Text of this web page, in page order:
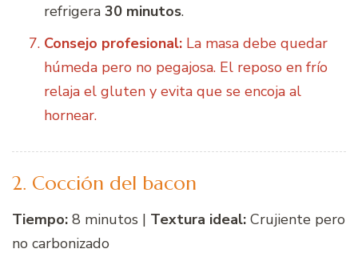
refrigera 30 minutos.
Consejo profesional: La masa debe quedar
húmeda pero no pegajosa. El reposo en frío
relaja el gluten y evita que se encoja al
hornear.
2. Cocción del bacon
Tiempo: 8 minutos | Textura ideal: Crujiente pero
no carbonizado